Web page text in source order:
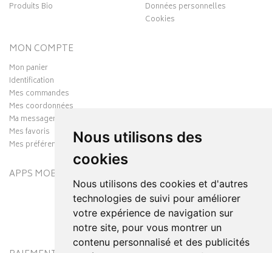
Nous utilisons des
cookies
Nous utilisons des cookies et d'autres
technologies de suivi pour améliorer
votre expérience de navigation sur
notre site, pour vous montrer un
contenu personnalisé et des publicités
Produits Bio
Données personnelles
Cookies
MON COMPTE
Mon panier
Identification
Mes commandes
Mes coordonnées
Ma messagerie
Mes favoris
Mes préférences Cookies
APPS MOBILES